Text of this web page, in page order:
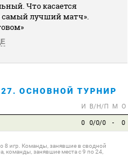
Что касается
самый лучший матч».
ОСНОВНОЙ ТУРНИР
И В/Н/П М О
0 0/0/0 - 0
8 игр. Команды, занявшие в сводной
команды, занявшие места с 9 по 24,